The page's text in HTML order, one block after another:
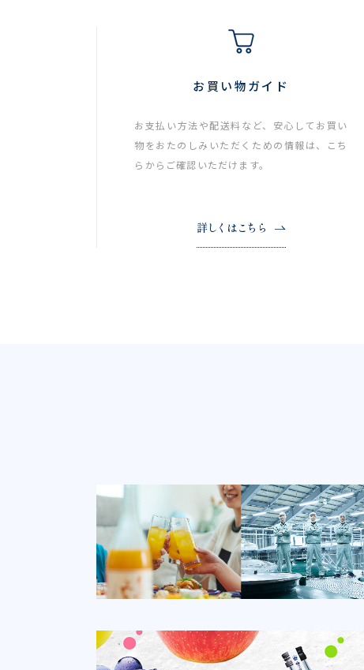
お買い物ガイド
お支払い方法や配送料など、安心してお買い
物をおたのしみいただくための情報は、こち
らからご確認いただけます。
詳しくはこちら